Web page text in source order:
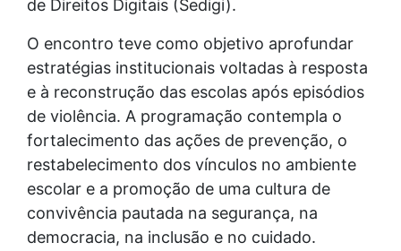
de Direitos Digitais (Sedigi).
O encontro teve como objetivo aprofundar
estratégias institucionais voltadas à resposta
e à reconstrução das escolas após episódios
de violência. A programação contempla o
fortalecimento das ações de prevenção, o
restabelecimento dos vínculos no ambiente
escolar e a promoção de uma cultura de
convivência pautada na segurança, na
democracia, na inclusão e no cuidado.